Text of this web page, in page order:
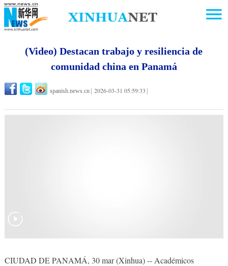
(Video) Destacan trabajo y resiliencia de
comunidad china en Panamá
spanish.news.cn 2026-03-31 05:59:33
CIUDAD DE PANAMÁ, 30 mar (Xinhua) -- Académicos